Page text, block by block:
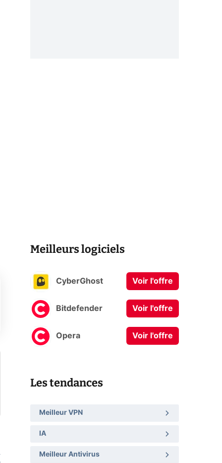
Meilleurs logiciels
CyberGhost Voir l'offre
Bitdefender Voir l'offre
Opera Voir l'offre
Les tendances
Meilleur VPN
IA
Meilleur Antivirus